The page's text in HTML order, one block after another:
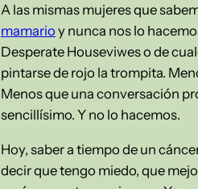
A las mismas mujeres que
mamario y nunca nos lo
Desperate Houseviwes o de
pintarse de rojo la trompita.
Menos que una conversación
sencillísimo. Y no lo hacemos.
Hoy, saber a tiempo de un
decir que tengo miedo, que